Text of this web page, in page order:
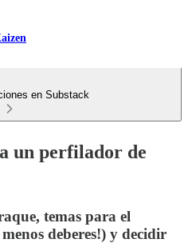
en Substack
un perfilador de
temas para el
deberes!) y decidir